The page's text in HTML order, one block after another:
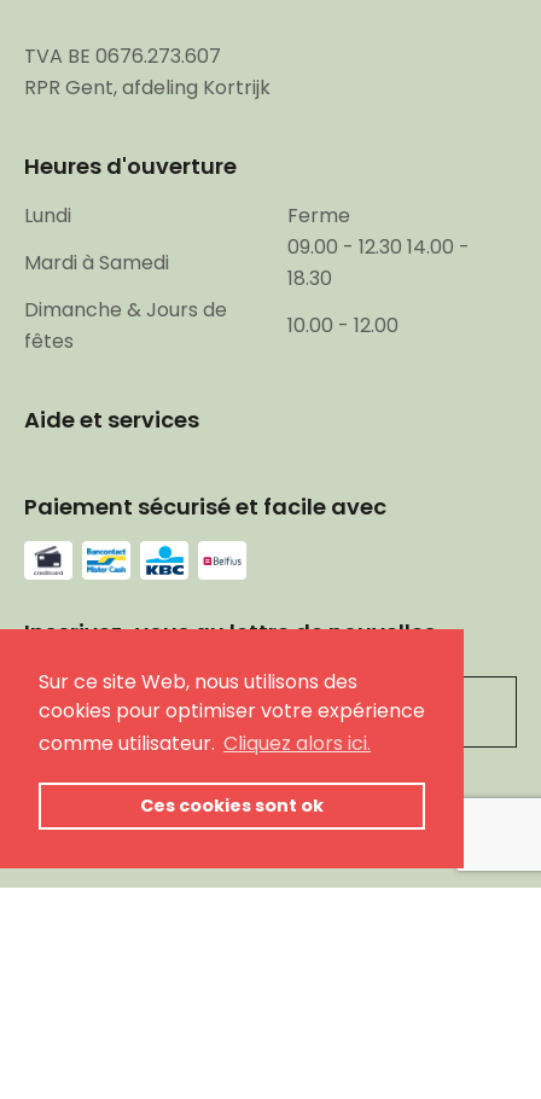
Sur ce site Web, nous utilisons des
cookies pour optimiser votre expérience
comme utilisateur. Cliquez alors ici.
Ces cookies sont ok
TVA BE 0676.273.607
RPR Gent, afdeling Kortrijk
Heures d'ouverture
Lundi
Ferme
Mardi à Samedi
09.00 - 12.30 14.00 -
18.30
Dimanche & Jours de
fêtes
10.00 - 12.00
Aide et services
Paiement sécurisé et facile avec
Inscrivez-vous au lettre de nouvelles
Leave
this
field
blank